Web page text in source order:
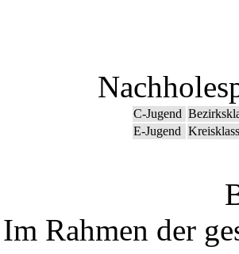
C-Jugend
E-Jugend
Im Rahmen der